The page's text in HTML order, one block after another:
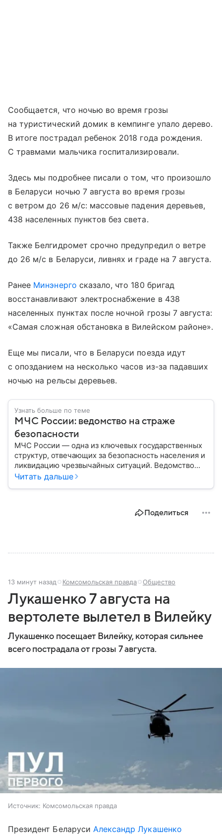
Сообщается, что ночью во время грозы
на туристический домик в кемпинге упало дерево.
В итоге пострадал ребенок 2018 года рождения.
С травмами мальчика госпитализировали.
Здесь мы подробнее писали о том, что произошло
в Беларуси ночью 7 августа во время грозы
с ветром до 26 м/с: массовые падения деревьев,
438 населенных пунктов без света.
Также Белгидромет срочно предупредил о ветре
до 26 м/с в Беларуси, ливнях и граде на 7 августа.
Ранее Минэнерго сказало, что 180 бригад
восстанавливают электроснабжение в 438
населенных пунктах после ночной грозы 7 августа:
«Самая сложная обстановка в Вилейском районе».
Еще мы писали, что в Беларуси поезда идут
с опозданием на несколько часов из-за падавших
ночью на рельсы деревьев.
Узнать больше по теме
МЧС России: ведомство на страже
безопасности
МЧС России — одна из ключевых государственных
структур, отвечающих за безопасность населения и
ликвидацию чрезвычайных ситуаций. Ведомство
играет важную роль в защите граждан от
задачи выполняет и какую роль играет в
Читать дальше
Поделиться
13 минут назад Комсомольская правда Общество
Лукашенко 7 августа на
вертолете вылетел в Вилейку
Лукашенко посещает Вилейку, которая сильнее
всего пострадала от грозы 7 августа.
Источник: Комсомольская правда
Президент Беларуси Александр Лукашенко